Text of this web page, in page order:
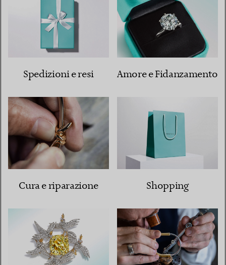
Spedizioni e resi Amore e Fidanzamento
Cura e riparazione Shopping